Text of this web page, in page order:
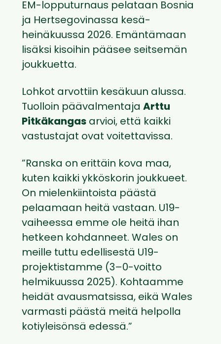
EM-lopputurnaus pelataan Bosnia
ja Hertsegovinassa kesä-
heinäkuussa 2026. Emäntämaan
lisäksi kisoihin pääsee seitsemän
joukkuetta.
Lohkot arvottiin kesäkuun alussa.
Tuolloin päävalmentaja Arttu
Pitkäkangas arvioi, että kaikki
vastustajat ovat voitettavissa.
”Ranska on erittäin kova maa,
kuten kaikki ykköskorin joukkueet.
On mielenkiintoista päästä
pelaamaan heitä vastaan. U19-
vaiheessa emme ole heitä ihan
hetkeen kohdanneet. Wales on
meille tuttu edellisestä U19-
projektistamme (3–0-voitto
helmikuussa 2025). Kohtaamme
heidät avausmatsissa, eikä Wales
varmasti päästä meitä helpolla
kotiyleisönsä edessä.”